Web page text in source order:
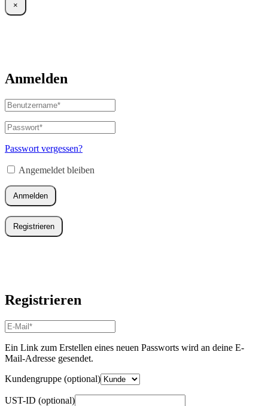
×
Anmelden
Benutzername
oder
E-
Mail-
Adresse*
Passwort*
Erforderlich
Passwort vergessen?
Angemeldet bleiben
Anmelden
Registrieren
Registrieren
E-
Mail-
Adresse*
Erforderlich
Ein Link zum Erstellen eines neuen Passworts wird an deine E-
Mail-Adresse gesendet.
Kundengruppe (optional)
UST-ID (optional)